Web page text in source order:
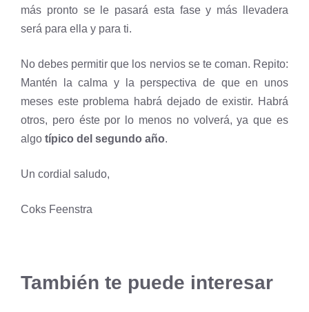
más pronto se le pasará esta fase y más llevadera
será para ella y para ti.
No debes permitir que los nervios se te coman. Repito:
Mantén la calma y la perspectiva de que en unos
meses este problema habrá dejado de existir. Habrá
otros, pero éste por lo menos no volverá, ya que es
algo típico del segundo año.
Un cordial saludo,
Coks Feenstra
También te puede interesar